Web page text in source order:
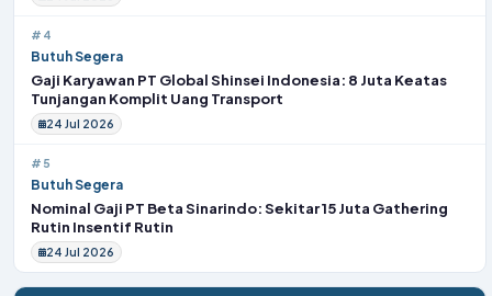
#4
Butuh Segera
Gaji Karyawan PT Global Shinsei Indonesia: 8 Juta Keatas
Tunjangan Komplit Uang Transport
24 Jul 2026
#5
Butuh Segera
Nominal Gaji PT Beta Sinarindo: Sekitar 15 Juta Gathering
Rutin Insentif Rutin
24 Jul 2026